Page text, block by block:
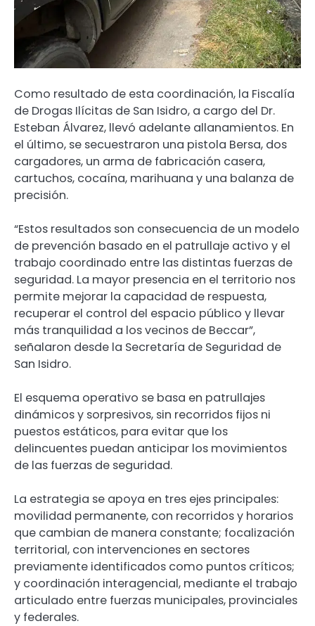
Como resultado de esta coordinación, la Fiscalía
de Drogas Ilícitas de San Isidro, a cargo del Dr.
Esteban Álvarez, llevó adelante allanamientos. En
el último, se secuestraron una pistola Bersa, dos
cargadores, un arma de fabricación casera,
cartuchos, cocaína, marihuana y una balanza de
precisión.
“Estos resultados son consecuencia de un modelo
de prevención basado en el patrullaje activo y el
trabajo coordinado entre las distintas fuerzas de
seguridad. La mayor presencia en el territorio nos
permite mejorar la capacidad de respuesta,
recuperar el control del espacio público y llevar
más tranquilidad a los vecinos de Beccar”,
señalaron desde la Secretaría de Seguridad de
San Isidro.
El esquema operativo se basa en patrullajes
dinámicos y sorpresivos, sin recorridos fijos ni
puestos estáticos, para evitar que los
delincuentes puedan anticipar los movimientos
de las fuerzas de seguridad.
La estrategia se apoya en tres ejes principales:
movilidad permanente, con recorridos y horarios
que cambian de manera constante; focalización
territorial, con intervenciones en sectores
previamente identificados como puntos críticos;
y coordinación interagencial, mediante el trabajo
articulado entre fuerzas municipales, provinciales
y federales.